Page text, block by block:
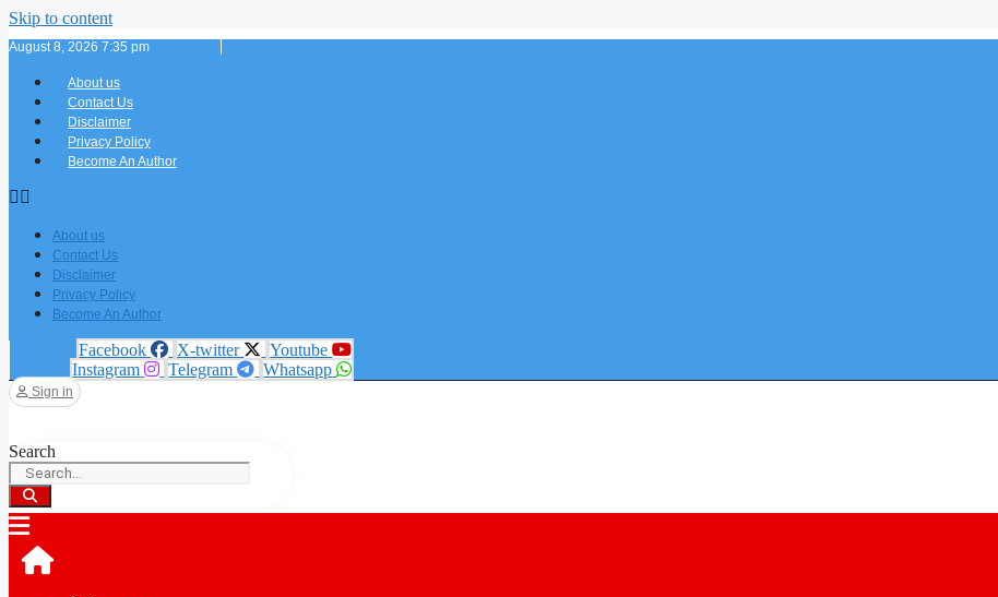
Skip to content
August 8, 2026 7:35 pm
About us
Contact Us
Disclaimer
Privacy Policy
Become An Author
About us
Contact Us
Disclaimer
Privacy Policy
Become An Author
Facebook X-twitter
Youtube
Instagram
Telegram Whatsapp
Sign in
Search